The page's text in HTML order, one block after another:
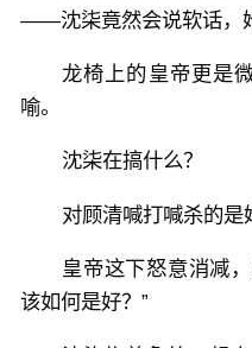
——沈柒竟然会说软话，
龙椅上的皇帝更是
喻。
沈柒在搞什么？
对顾清喊打喊杀的是
皇帝这下怒意消减
该如何是好？”